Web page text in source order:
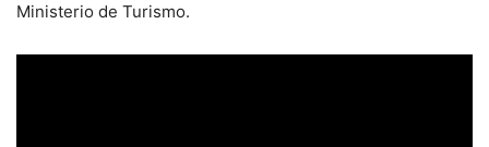
Ministerio de Turismo.